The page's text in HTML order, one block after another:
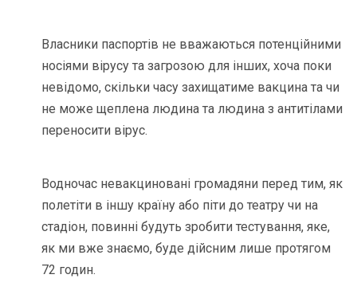
Власники паспортів не вважаються потенційними
носіями вірусу та загрозою для інших, хоча поки
невідомо, скільки часу захищатиме вакцина та чи
не може щеплена людина та людина з антитілами
переносити вірус.
Водночас невакциновані громадяни перед тим, як
полетіти в іншу країну або піти до театру чи на
стадіон, повинні будуть зробити тестування, яке,
як ми вже знаємо, буде дійсним лише протягом
72 годин.